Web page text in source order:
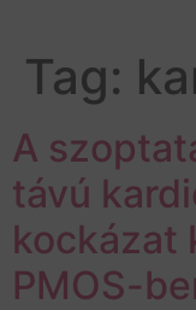
Tag:
A
távú
kockázat
PMOS-